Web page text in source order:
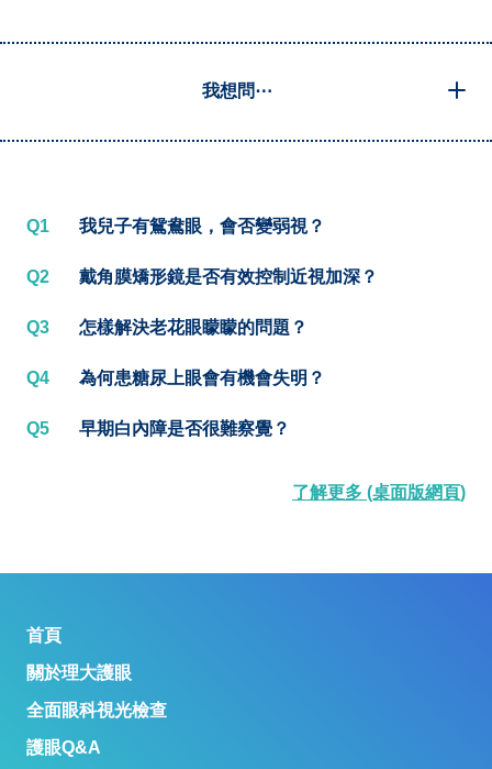
我想問⋯
Q1 我兒子有鴛鴦眼，會否變弱視？
Q2 戴角膜矯形鏡是否有效控制近視加深？
Q3 怎樣解決老花眼矇矇的問題？
Q4 為何患糖尿上眼會有機會失明？
Q5 早期白內障是否很難察覺？
了解更多 (桌面版網頁)
首頁
關於理大護眼
全面眼科視光檢查
護眼Q&A